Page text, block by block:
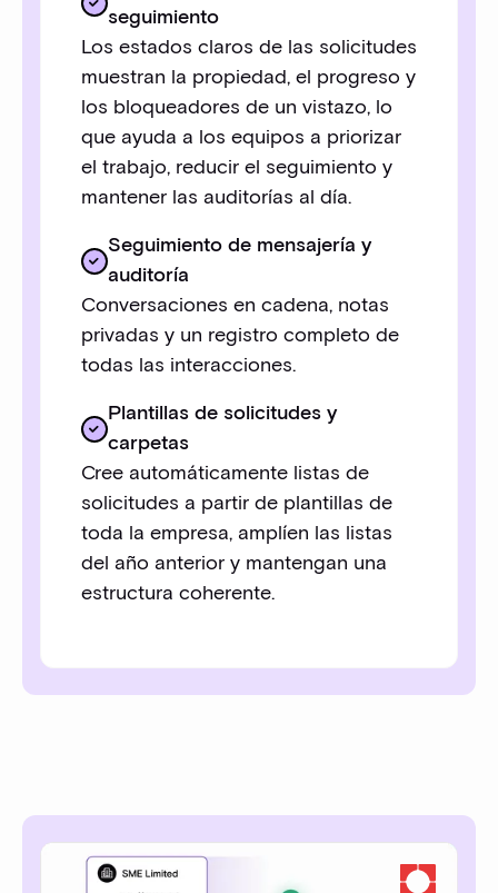
seguimiento
Los estados claros de las solicitudes
muestran la propiedad, el progreso y
los bloqueadores de un vistazo, lo
que ayuda a los equipos a priorizar
el trabajo, reducir el seguimiento y
mantener las auditorías al día.
Seguimiento de mensajería y
auditoría
Conversaciones en cadena, notas
privadas y un registro completo de
todas las interacciones.
Plantillas de solicitudes y
carpetas
Cree automáticamente listas de
solicitudes a partir de plantillas de
toda la empresa, amplíen las listas
del año anterior y mantengan una
estructura coherente.